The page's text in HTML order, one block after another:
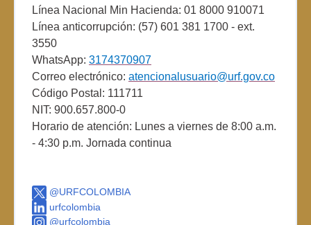
Línea Nacional Min Hacienda: 01 8000 910071
Línea anticorrupción: (57) 601 381 1700 - ext.
3550
WhatsApp: 3174370907
Correo electrónico: atencionalusuario@urf.gov.co
Código Postal: 111711
NIT: 900.657.800-0
Horario de atención: Lunes a viernes de 8:00 a.m.
- 4:30 p.m. Jornada continua
@URFCOLOMBIA
urfcolombia
@urfcolombia